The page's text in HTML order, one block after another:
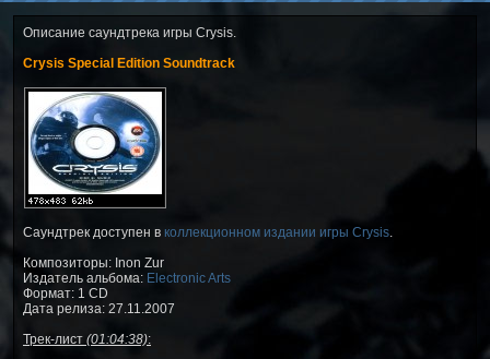
Описание саундтрека игры Crysis.
Crysis Special Edition Soundtrack
Саундтрек доступен в коллекционном издании игры Crysis
Композиторы: Inon Zur
Издатель альбома: Electronic Arts
Формат: 1 CD
Дата релиза: 27.11.2007
Трек-лист (01:04:38):